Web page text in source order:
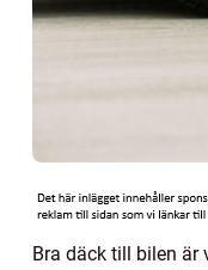
Bra däck till bilen är